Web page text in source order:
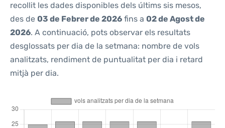
recollit les dades disponibles dels últims sis mesos,
des de 03 de Febrer de 2026 fins a 02 de Agost de
2026. A continuació, pots observar els resultats
desglossats per dia de la setmana: nombre de vols
analitzats, rendiment de puntualitat per dia i retard
mitjà per dia.